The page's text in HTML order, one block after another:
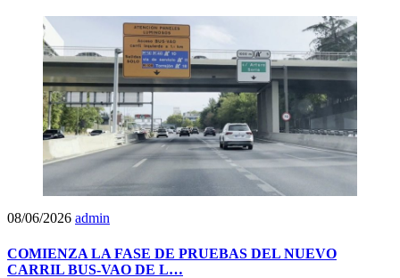
08/06/2026 admin
COMIENZA LA FASE DE PRUEBAS DEL NUEVO
CARRIL BUS-VAO DE L…